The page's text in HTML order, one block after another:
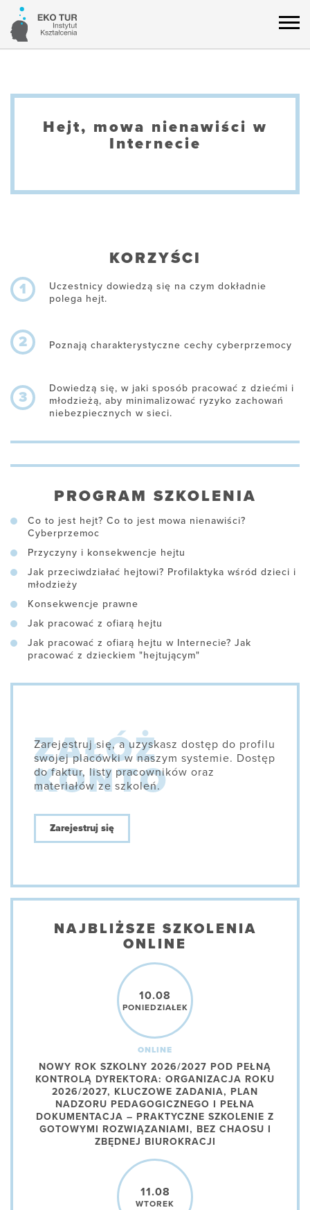
Hejt, mowa nienawiści w
Internecie
KORZYŚCI
1
Uczestnicy dowiedzą się na czym dokładnie
polega hejt.
2 Poznają charakterystyczne cechy cyberprzemocy
3
Dowiedzą się, w jaki sposób pracować z dziećmi i
młodzieżą, aby minimalizować ryzyko zachowań
niebezpiecznych w sieci.
PROGRAM SZKOLENIA
Co to jest hejt? Co to jest mowa nienawiści?
Cyberprzemoc
Przyczyny i konsekwencje hejtu
Jak przeciwdziałać hejtowi? Profilaktyka wśród dzieci i
młodzieży
Konsekwencje prawne
Jak pracować z ofiarą hejtu
Jak pracować z ofiarą hejtu w Internecie? Jak
pracować z dzieckiem "hejtującym"
Zarejestruj się, a uzyskasz dostęp do profilu
swojej placówki w naszym systemie. Dostęp
do faktur, listy pracowników oraz
materiałów ze szkoleń.
Zarejestruj się
NAJBLIŻSZE SZKOLENIA
ONLINE
10.08
PONIEDZIAŁEK
ONLINE
NOWY ROK SZKOLNY 2026/2027 POD PEŁNĄ
KONTROLĄ DYREKTORA: ORGANIZACJA ROKU
2026/2027, KLUCZOWE ZADANIA, PLAN
NADZORU PEDAGOGICZNEGO I PEŁNA
DOKUMENTACJA – PRAKTYCZNE SZKOLENIE Z
GOTOWYMI ROZWIĄZANIAMI, BEZ CHAOSU I
ZBĘDNEJ BIUROKRACJI
11.08
WTOREK